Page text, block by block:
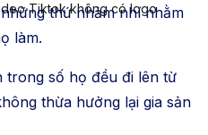
Tiktok không có logo
thứ nhảm nhí nhằm
làm.
trong số họ đều đi lên từ
thừa hưởng lại gia sản